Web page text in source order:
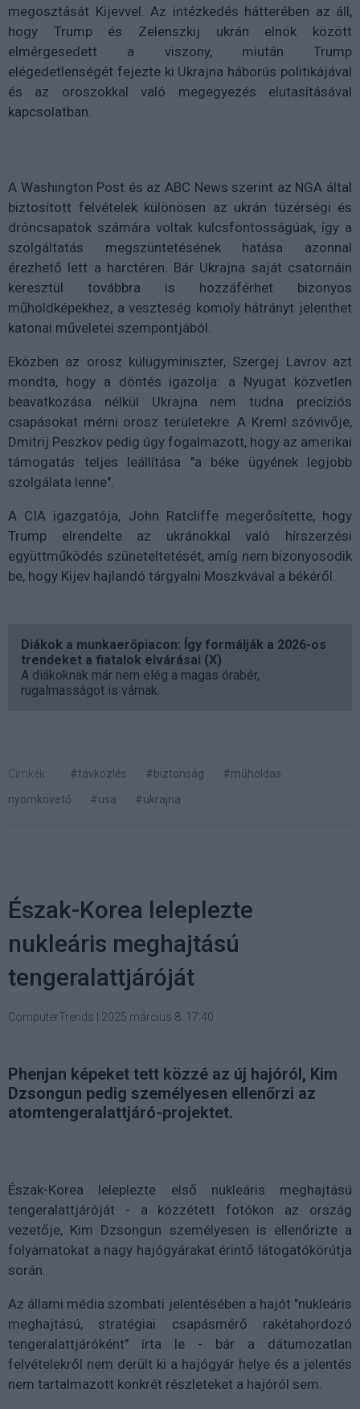
megosztását Kijevvel. Az intézkedés hátterében az áll,
hogy Trump és Zelenszkij ukrán elnök között
elmérgesedett a viszony, miután Trump
elégedetlenségét fejezte ki Ukrajna háborús politikájával
és az oroszokkal való megegyezés elutasításával
kapcsolatban.
A Washington Post és az ABC News szerint az NGA által
biztosított felvételek különösen az ukrán tüzérségi és
dróncsapatok számára voltak kulcsfontosságúak, így a
szolgáltatás megszüntetésének hatása azonnal
érezhető lett a harctéren. Bár Ukrajna saját csatornáin
keresztül továbbra is hozzáférhet bizonyos
műholdképekhez, a veszteség komoly hátrányt jelenthet
katonai műveletei szempontjából.
Eközben az orosz külügyminiszter, Szergej Lavrov azt
mondta, hogy a döntés igazolja: a Nyugat közvetlen
beavatkozása nélkül Ukrajna nem tudna precíziós
csapásokat mérni orosz területekre. A Kreml szóvivője,
Dmitrij Peszkov pedig úgy fogalmazott, hogy az amerikai
támogatás teljes leállítása "a béke ügyének legjobb
szolgálata lenne".
A CIA igazgatója, John Ratcliffe megerősítette, hogy
Trump elrendelte az ukránokkal való hírszerzési
együttműködés szüneteltetését, amíg nem bizonyosodik
be, hogy Kijev hajlandó tárgyalni Moszkvával a békéről.
Diákok a munkaerőpiacon: Így formálják a 2026-os
trendeket a fiatalok elvárásai (X)
A diákoknak már nem elég a magas órabér,
rugalmasságot is várnak.
Címkék: #távközlés #biztonság
#műholdas
nyomkövető
#usa #ukrajna
Észak-Korea leleplezte
nukleáris meghajtású
tengeralattjáróját
ComputerTrends 2025 március 8. 17:40
Phenjan képeket tett közzé az új hajóról, Kim
Dzsongun pedig személyesen ellenőrzi az
atomtengeralattjáró-projektet.
Észak-Korea leleplezte első nukleáris meghajtású
tengeralattjáróját - a közzétett fotókon az ország
vezetője, Kim Dzsongun személyesen is ellenőrizte a
folyamatokat a nagy hajógyárakat érintő látogatókörútja
során.
Az állami média szombati jelentésében a hajót "nukleáris
meghajtású, stratégiai csapásmérő rakétahordozó
tengeralattjáróként" írta le - bár a dátumozatlan
felvételekről nem derült ki a hajógyár helye és a jelentés
nem tartalmazott konkrét részleteket a hajóról sem.